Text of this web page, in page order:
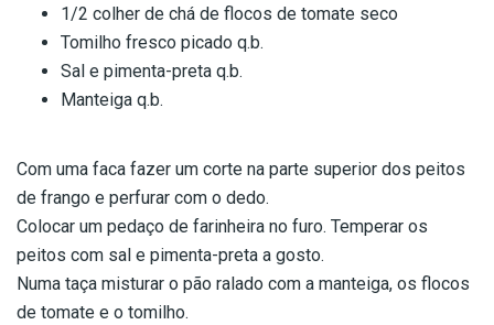
1/2 colher de chá de flocos de tomate seco
Tomilho fresco picado q.b.
Sal e pimenta-preta q.b.
Manteiga q.b.
Com uma faca fazer um corte na parte superior dos peitos
de frango e perfurar com o dedo.
Colocar um pedaço de farinheira no furo. Temperar os
peitos com sal e pimenta-preta a gosto.
Numa taça misturar o pão ralado com a manteiga, os flocos
de tomate e o tomilho.